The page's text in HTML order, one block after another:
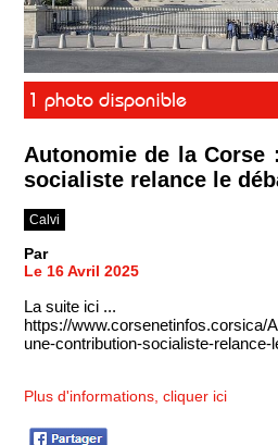
1 photo disponible
Autonomie de la
socialiste relance le
Calvi
Par
Le 16 Avril 2025
La suite ici ...
https://www.corsenetinfos.corsica/
une-contribution-socialiste-relance-
Plus d'informations, cliquer ici